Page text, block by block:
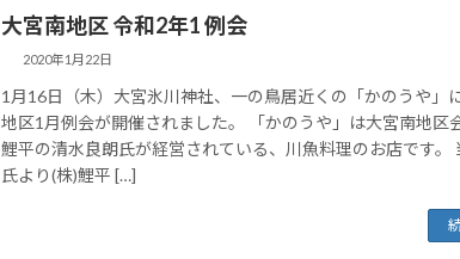
大宮南地区 令和2年1 例会
2020年1月22日
1月16日（木）大宮氷川神社、一の鳥居近くの「かのうや」
地区1月例会が開催されました。 「かのうや」は大宮南地区
鯉平の清水良朗氏が経営されている、川魚料理のお店です。
氏より(株)鯉平 […]